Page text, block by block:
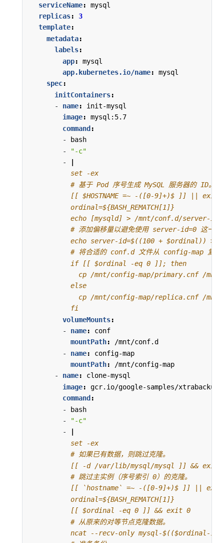
serviceName:
mysql
replicas:
3
template:
metadata:
labels:
app:
mysql
app.kubernetes.io/name:
mysql
spec:
initContainers:
- name:
init-mysql
image:
mysql:5.7
command :
-
bash
-
"-c"
-
          fi
volumeMounts:
- name:
conf
mountPath:
/mnt/conf.d
- name:
config-map
mountPath:
/mnt/config-map
- name:
clone-mysql
image:
gcr.io/google-samples/
command :
-
bash
-
"-c"
-